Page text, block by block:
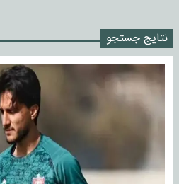
اخراج رسمی چهره نامدار از پرسپولیس
سازمان اطلاعات سپاه: پروژه دولت ترامپ
نتایج جستجو